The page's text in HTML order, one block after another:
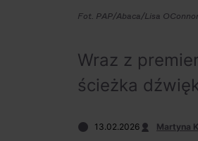
Fot. PAP/Abaca/Lisa
Wraz z
ścieżka
13.02.2026 Martyna